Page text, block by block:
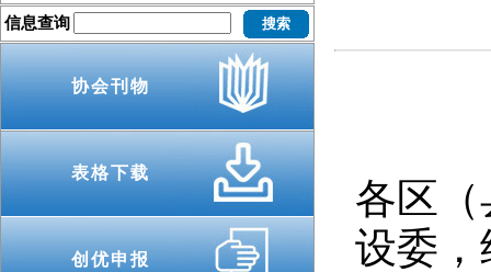
信息查询
协会刊物
表格下载
创优申报
各区
设委